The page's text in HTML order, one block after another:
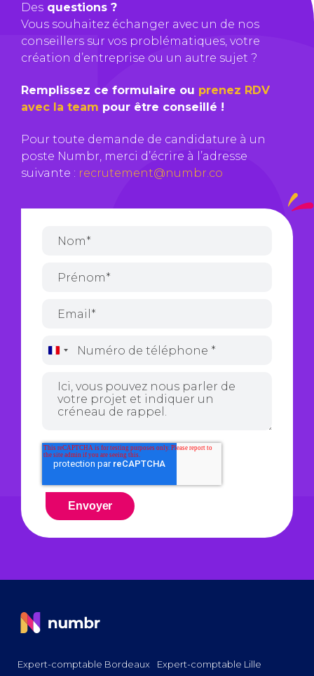
Des questions ?
Vous souhaitez échanger avec un de nos
conseillers sur vos problématiques, votre
création d’entreprise ou un autre sujet ?
Remplissez ce formulaire ou prenez RDV
avec la team pour être conseillé !
Pour toute demande de candidature à un
poste Numbr, merci d’écrire à l’adresse
suivante : recrutement@numbr.co
France
Expert-comptable Bordeaux
Expert-comptable Lille